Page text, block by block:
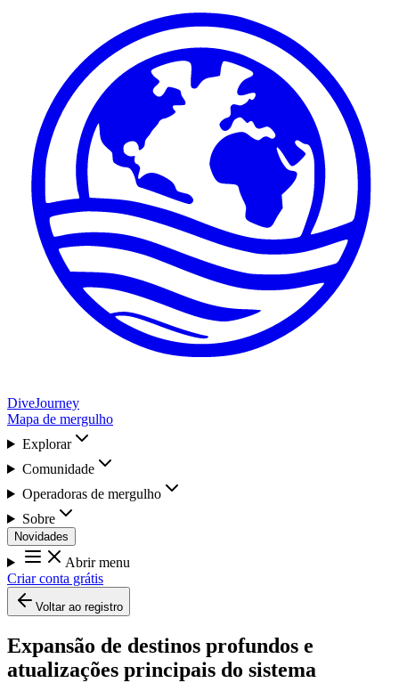
DiveJourney
Mapa de mergulho
Explorar
Comunidade
Operadoras de mergulho
Sobre
Novidades
Abrir menu
Criar conta grátis
Voltar ao registro
Expansão de destinos profundos e
atualizações principais do sistema